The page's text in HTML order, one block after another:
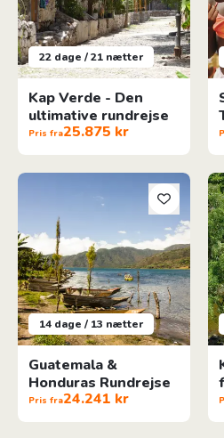
22 dage / 21 nætter
Kap Verde - Den
ultimative rundrejse
Pris fra25.875 kr
14 dage / 13 nætter
Guatemala &
Honduras Rundrejse
Pris fra24.241 kr
Guatemala & Honduras Rundrejse